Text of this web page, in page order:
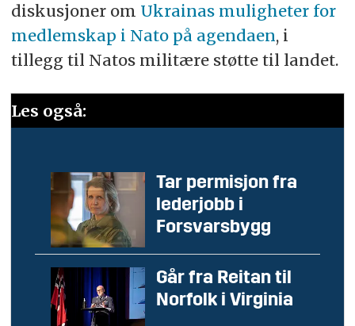
diskusjoner om Ukrainas muligheter for
medlemskap i Nato på agendaen, i
tillegg til Natos militære støtte til landet.
Les også:
Tar permisjon fra
lederjobb i
Forsvarsbygg
Går fra Reitan til
Norfolk i Virginia